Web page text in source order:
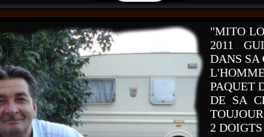
"MITO
2011
DANS SA
PAQUET
DE SA
2 DOIGTS